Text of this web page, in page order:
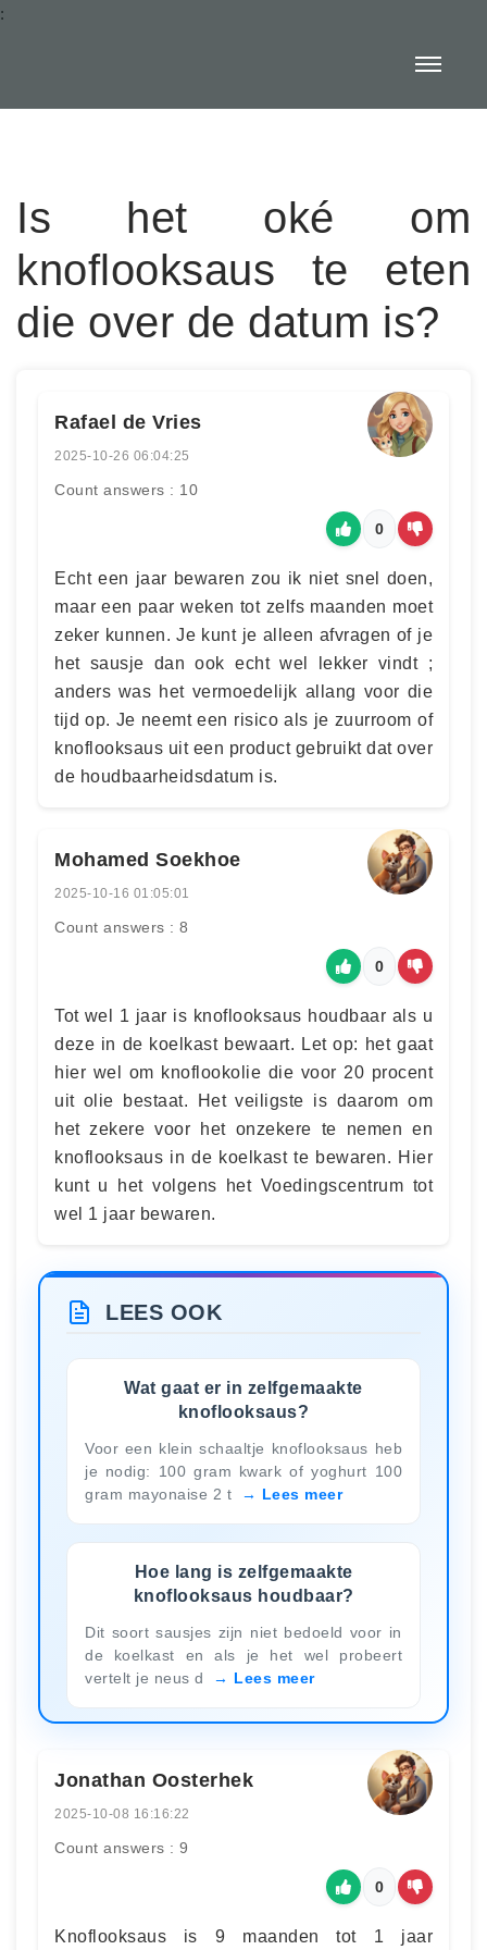
:
Is het oké om
knoflooksaus te eten
die over de datum is?
Rafael de Vries
2025-10-26 06:04:25
Count answers : 10
0
Echt een jaar bewaren zou ik niet snel doen,
maar een paar weken tot zelfs maanden moet
zeker kunnen. Je kunt je alleen afvragen of je
het sausje dan ook echt wel lekker vindt ;
anders was het vermoedelijk allang voor die
tijd op. Je neemt een risico als je zuurroom of
knoflooksaus uit een product gebruikt dat over
de houdbaarheidsdatum is.
Mohamed Soekhoe
2025-10-16 01:05:01
Count answers : 8
0
Tot wel 1 jaar is knoflooksaus houdbaar als u
deze in de koelkast bewaart. Let op: het gaat
hier wel om knoflookolie die voor 20 procent
uit olie bestaat. Het veiligste is daarom om
het zekere voor het onzekere te nemen en
knoflooksaus in de koelkast te bewaren. Hier
kunt u het volgens het Voedingscentrum tot
wel 1 jaar bewaren.
LEES OOK
Wat gaat er in zelfgemaakte
knoflooksaus?
Voor een klein schaaltje knoflooksaus heb
je nodig: 100 gram kwark of yoghurt 100
gram mayonaise 2 t
Lees meer
Hoe lang is zelfgemaakte
knoflooksaus houdbaar?
Dit soort sausjes zijn niet bedoeld voor in
de koelkast en als je het wel probeert
vertelt je neus d
Lees meer
Jonathan Oosterhek
2025-10-08 16:16:22
Count answers : 9
0
Knoflooksaus is 9 maanden tot 1 jaar